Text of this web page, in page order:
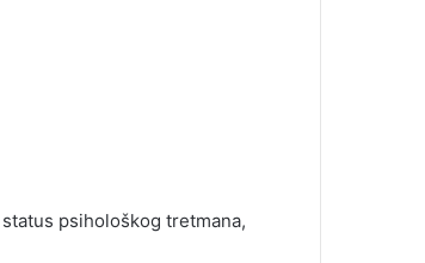
psihološkog tretmana,